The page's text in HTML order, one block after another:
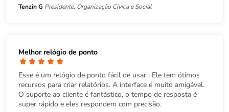
Tenzin G Presidente, Organização Cívica e Social
Melhor relógio de ponto
Esse é um relógio de ponto fácil de usar . Ele tem ótimos
recursos para criar relatórios. A interface é muito amigável.
O suporte ao cliente é fantástico, o tempo de resposta é
super rápido e eles respondem com precisão.